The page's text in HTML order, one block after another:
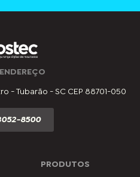
- Tubarão - SC CEP 88701-050
8500
PRODUTOS